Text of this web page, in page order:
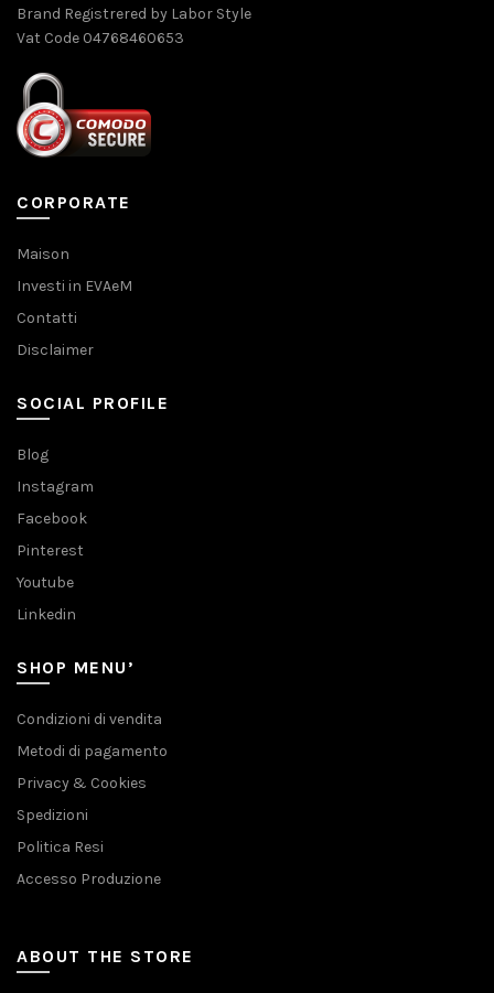
Brand Registrered by Labor Style
Vat Code 04768460653
CORPORATE
Maison
Investi in EVAeM
Contatti
Disclaimer
SOCIAL PROFILE
Blog
Instagram
Facebook
Pinterest
Youtube
Linkedin
SHOP MENU’
Condizioni di vendita
Metodi di pagamento
Privacy & Cookies
Spedizioni
Politica Resi
Accesso Produzione
ABOUT THE STORE